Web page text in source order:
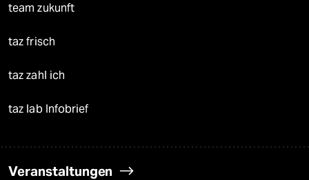
team zukunft
taz frisch
taz zahl ich
taz lab Infobrief
Veranstaltungen